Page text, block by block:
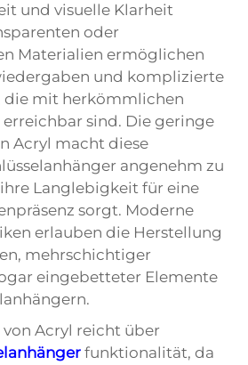
und visuelle Klarheit
oder
Materialien ermöglichen
und komplizierte
die mit herkömmlichen
sind. Die geringe
Acryl macht diese
angenehm zu
Langlebigkeit für eine
sorgt. Moderne
erlauben die Herstellung
mehrschichtiger
eingebetteter Elemente
Acryl reicht über
funktionalität, da